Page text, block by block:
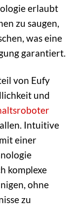
erlaubt
zu saugen,
was eine
garantiert.
von Eufy
und
Intuitive
einer
komplexe
ohne
zu